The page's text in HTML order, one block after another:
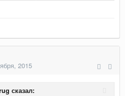
2015
сказал: